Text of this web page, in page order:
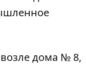
дома № 8,